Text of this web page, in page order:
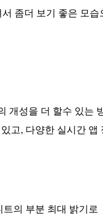
좀더 보기 좋은 모습
개성을 더 할수 있는
고, 다양한 실시간 앱
의 부분 최대 밝기로